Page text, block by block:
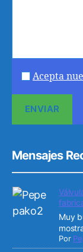
Acepta
Mensajes
Muy
Por